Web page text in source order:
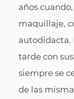
años
maquillaje,
autodidacta.
tarde con
siempre se
de las